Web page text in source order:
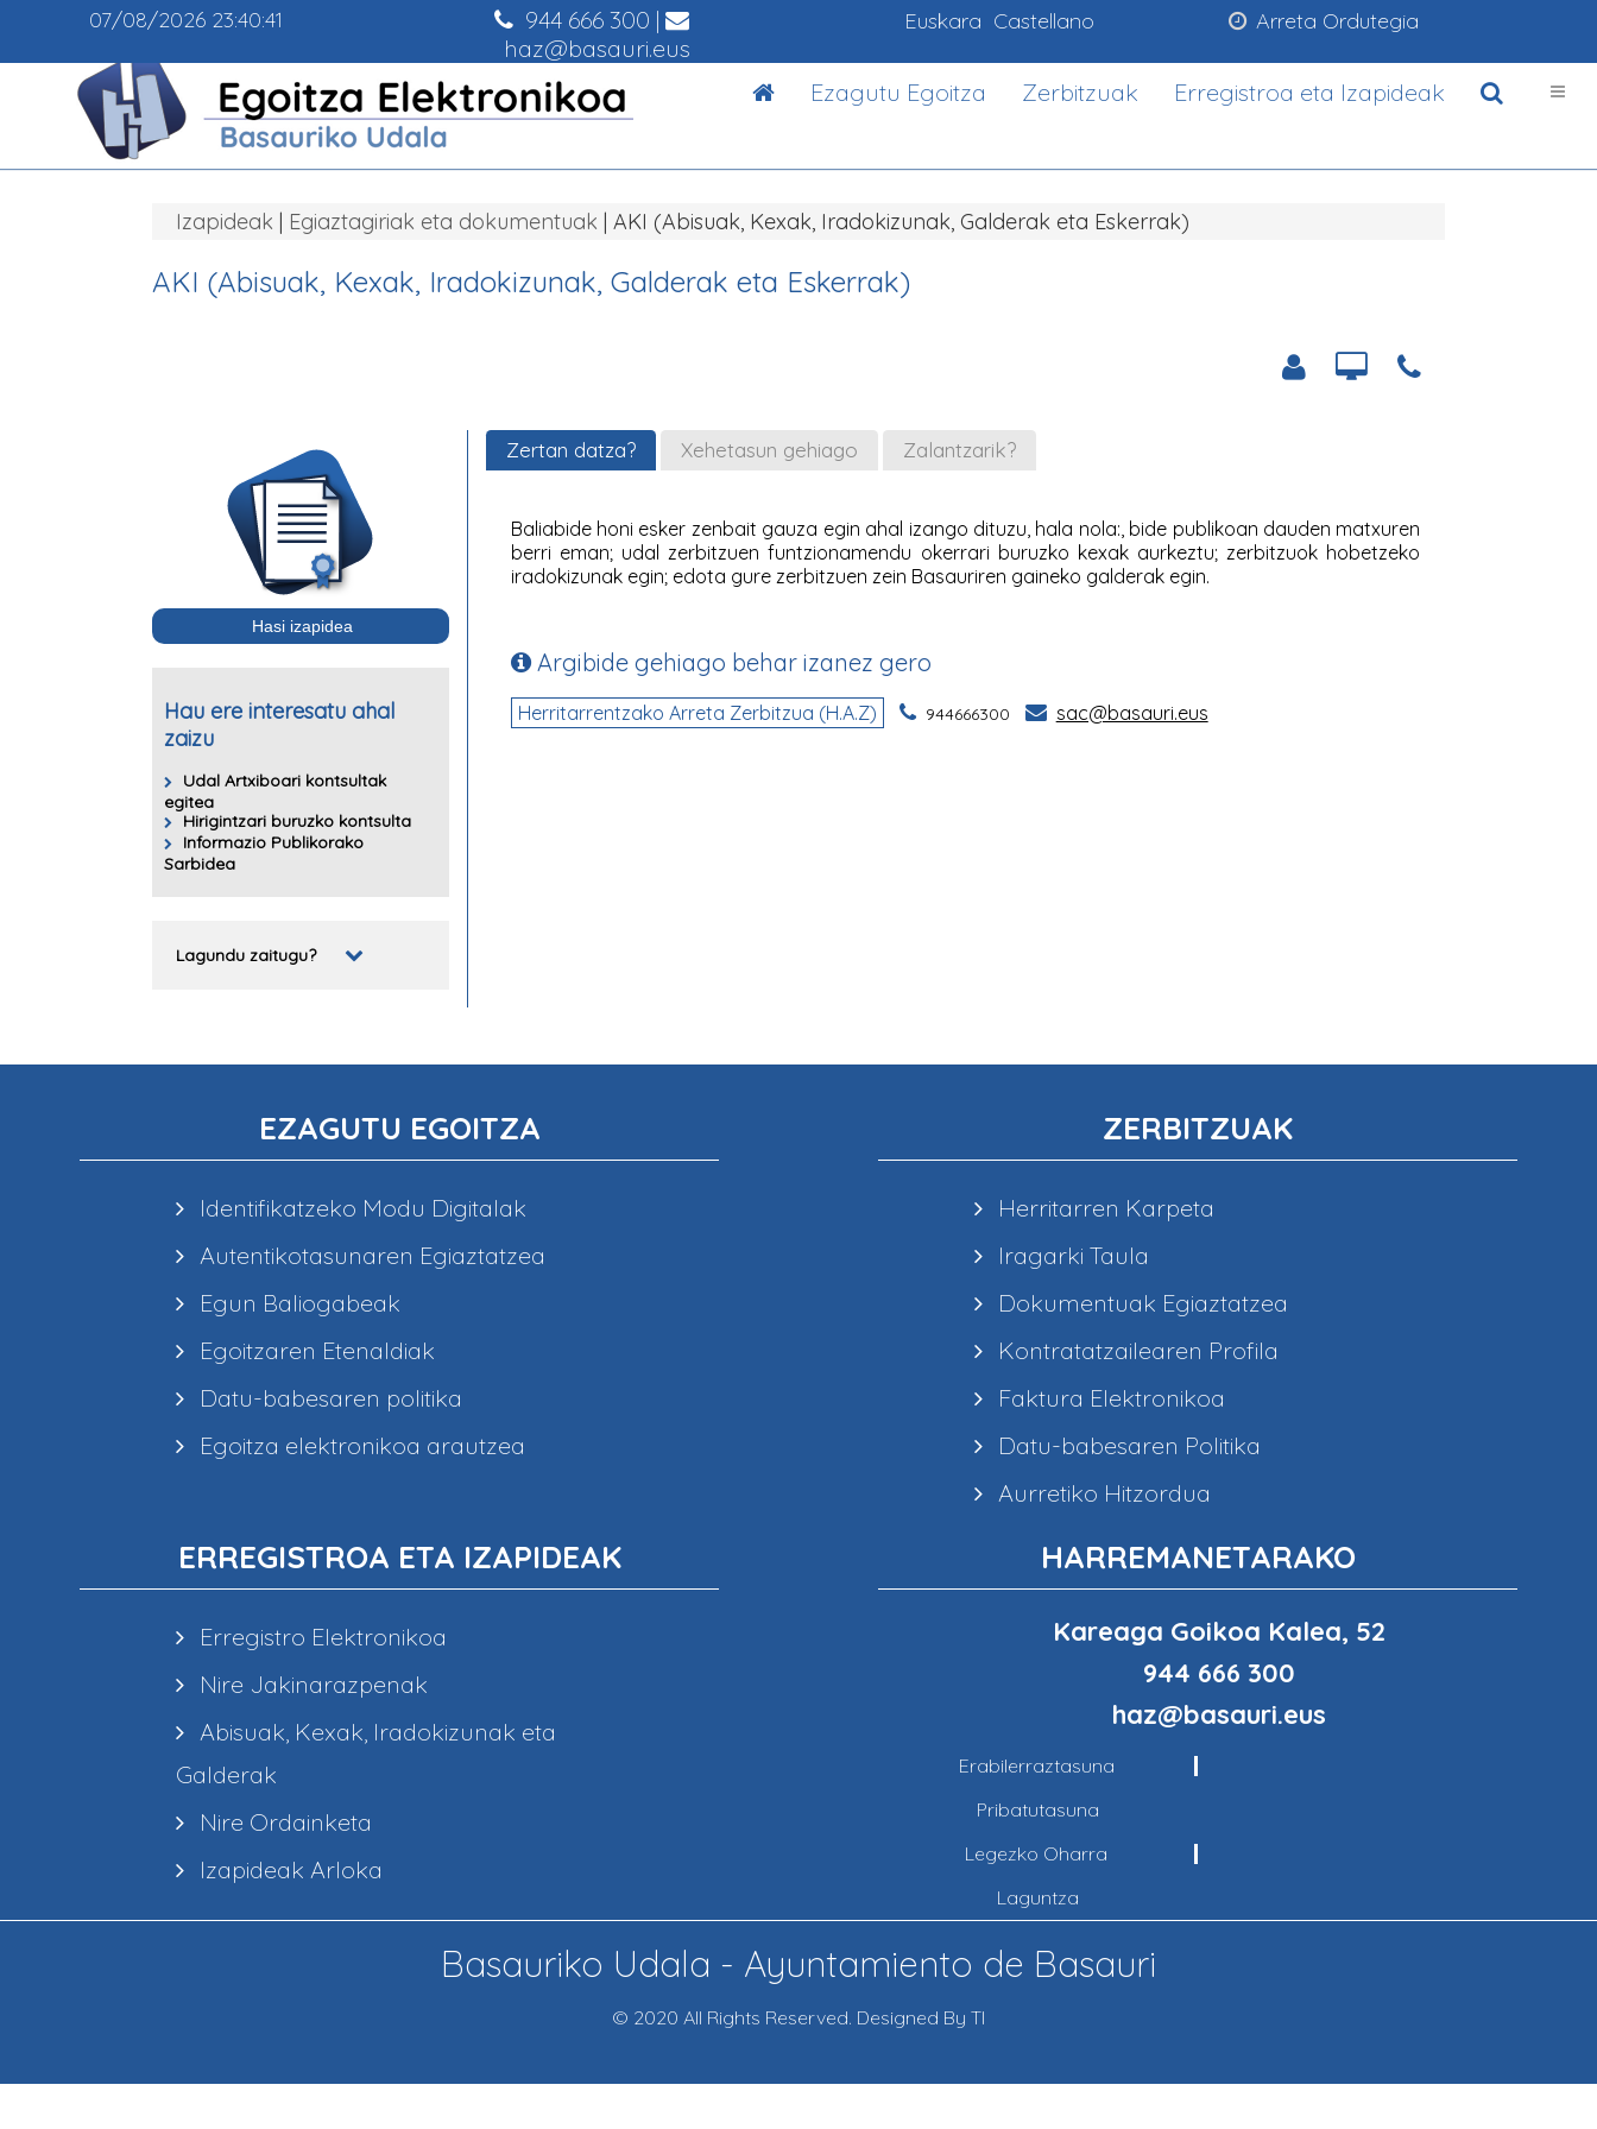
07/08/2026 23:40:42 944 666 300 |
haz@basauri.eus
Euskara Castellano Arreta Ordutegia
Ezagutu Egoitza Zerbitzuak Erregistroa eta Izapideak
EZAGUTU EGOITZA
Identifikatzeko Modu Digitalak
Autentikotasunaren Egiaztatzea
Egun Baliogabeak
Egoitzaren Etenaldiak
Datu-babesaren politika
Egoitza elektronikoa arautzea
ZERBITZUAK
Herritarren Karpeta
Iragarki Taula
Dokumentuak Egiaztatzea
Kontratatzailearen Profila
Faktura Elektronikoa
Datu-babesaren Politika
Aurretiko Hitzordua
ERREGISTROA ETA IZAPIDEAK
Erregistro Elektronikoa
Nire Jakinarazpenak
Abisuak, Kexak, Iradokizunak eta
Galderak
Nire Ordainketa
Izapideak Arloka
HARREMANETARAKO
Kareaga Goikoa Kalea, 52
944 666 300
haz@basauri.eus
Erabilerraztasuna
Pribatutasuna
Legezko Oharra
Laguntza
Basauriko Udala - Ayuntamiento de Basauri
© 2020 All Rights Reserved. Designed By TI